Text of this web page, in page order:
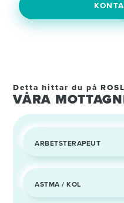
Detta hittar du på
VÅRA
ARBETSTERAPEUT
ASTMA / KOL